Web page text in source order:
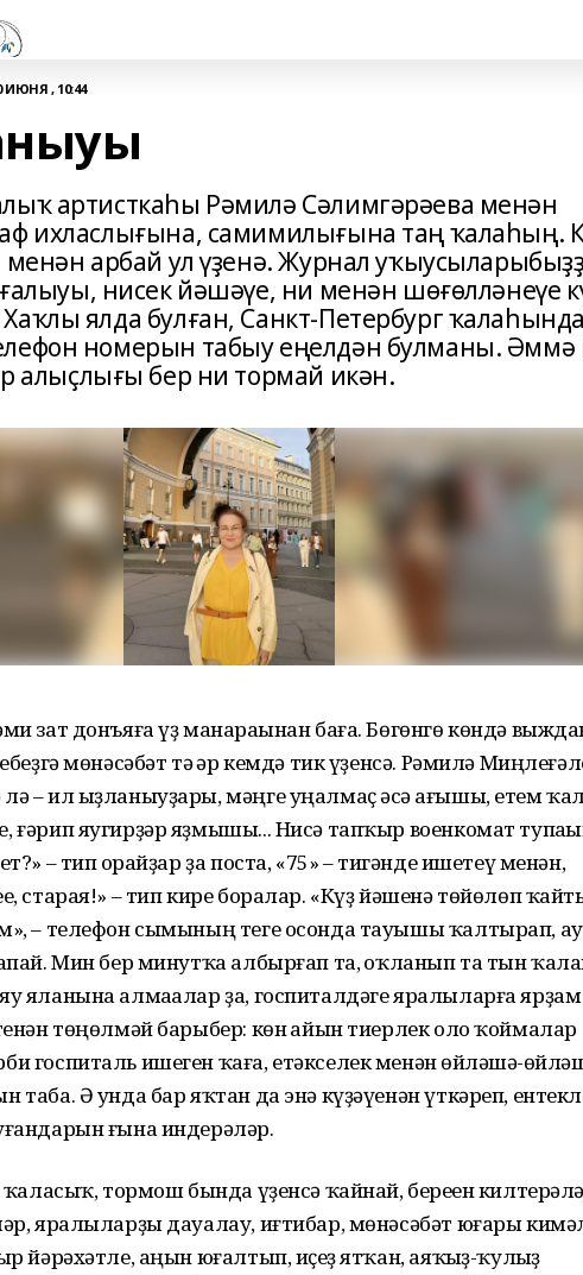
ИЮНЯ , 10:44
артисткаһы Рәмилә Сәлимгәрәева менән
ихласлығына, самимилығына таң ҡалаһың.
менән арбай ул үҙенә. Журнал
нисек йәшәүе, ни менән шөғөлләнеүе
ялда булған, Санкт-Петербург
номерын табыу еңелдән булманы. Әммә
алыҫлығы бер ни тормай икән.
зат донъяға үҙ манараһынан баға. Бөгөнгө көндә
мөнәсәбәт тә һәр кемдә тик үҙенсә. Рәмилә
– ил һыҙланыуҙары, мәңге уңалмаҫ әсә һағышы, етем
ғәрип яугирҙәр яҙмышы... Нисә тапҡыр военкомат
– тип һорайҙар ҙа поста, «75» – тигәнде ишетеү менән,
старая!» – тип кире боралар. «Күҙ йәшенә төйөлөп
– телефон сымы­ның теге осонда тауышы ҡалтырап,
Мин бер минутҡа албырғап та, һоҡланып та тын
яланына алмаһалар ҙа, госпиталдәге яралыларға ярҙам
төңөлмәй барыбер: көн һайын тиерлек оло ҡоймалар
госпиталь ишеген ҡаға, етәкселек менән һөйләшә-
таба. Ә унда бар яҡтан да энә күҙәүенән үткәреп,
ғына индерәләр.
ҡаласыҡ, тормош бында үҙенсә ҡайнай, бере­һен
яралыларҙы дауалау, иғти­бар, мөнәсәбәт юғары
йәрәхәтле, аңын юғалтып, иҫһеҙ ятҡан, аяҡһыҙ-ҡулһыҙ